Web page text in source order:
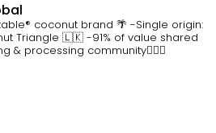
coconut brand 🌴 -Single origin:
Triangle 🇱🇰 -91% of value shared
& processing community👷🏽‍♀️